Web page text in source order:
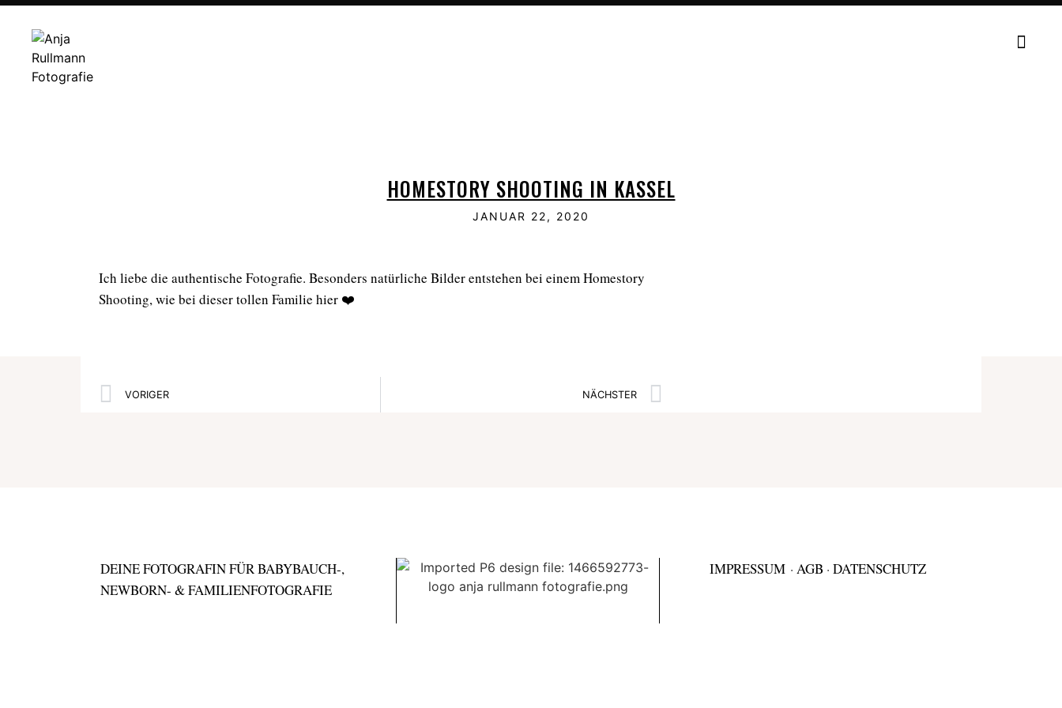
HOMESTORY SHOOTING IN KASSEL
JANUAR 22, 2020
Ich liebe die authentische Fotografie. Besonders natürliche Bilder entstehen bei einem Homestory
Shooting, wie bei dieser tollen Familie hier ❤️
VORIGER NÄCHSTER
DEINE FOTOGRAFIN FÜR BABYBAUCH-,
NEWBORN- & FAMILIENFOTOGRAFIE
IMPRESSUM· AGB · DATENSCHUTZ